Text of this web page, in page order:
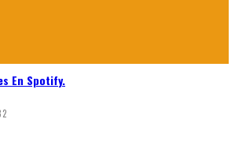
En Spotify.